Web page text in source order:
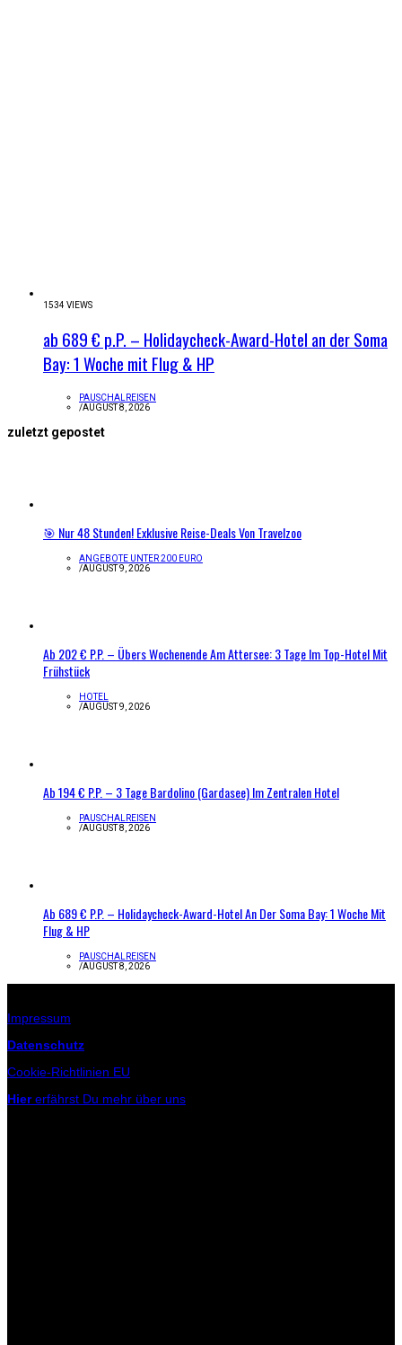
1534 VIEWS
ab 689 € p.P. – Holidaycheck-Award-Hotel an der Soma
Bay: 1 Woche mit Flug & HP
PAUSCHALREISEN
/AUGUST 8, 2026
zuletzt gepostet
🎯 Nur 48 Stunden! Exklusive Reise-Deals Von Travelzoo
ANGEBOTE UNTER 200 EURO
/AUGUST 9, 2026
Ab 202 € P.P. – Übers Wochenende Am Attersee: 3 Tage Im Top-Hotel Mit
Frühstück
HOTEL
/AUGUST 9, 2026
Ab 194 € P.P. – 3 Tage Bardolino (Gardasee) Im Zentralen Hotel
PAUSCHALREISEN
/AUGUST 8, 2026
Ab 689 € P.P. – Holidaycheck-Award-Hotel An Der Soma Bay: 1 Woche Mit
Flug & HP
PAUSCHALREISEN
/AUGUST 8, 2026
Impressum
Datenschutz
Cookie-Richtlinien EU
Hiererfährst Du mehr über uns